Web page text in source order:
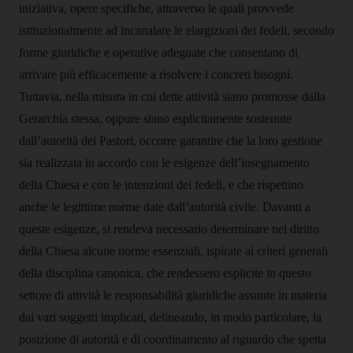
iniziativa, opere specifiche, attraverso le quali provvede
istituzionalmente ad incanalare le elargizioni dei fedeli, secondo
forme giuridiche e operative adeguate che consentano di
arrivare più efficacemente a risolvere i concreti bisogni.
Tuttavia, nella misura in cui dette attività siano promosse dalla
Gerarchia stessa, oppure siano esplicitamente sostenute
dall’autorità dei Pastori, occorre garantire che la loro gestione
sia realizzata in accordo con le esigenze dell’insegnamento
della Chiesa e con le intenzioni dei fedeli, e che rispettino
anche le legittime norme date dall’autorità civile. Davanti a
queste esigenze, si rendeva necessario determinare nel diritto
della Chiesa alcune norme essenziali, ispirate ai criteri generali
della disciplina canonica, che rendessero esplicite in questo
settore di attività le responsabilità giuridiche assunte in materia
dai vari soggetti implicati, delineando, in modo particolare, la
posizione di autorità e di coordinamento al riguardo che spetta